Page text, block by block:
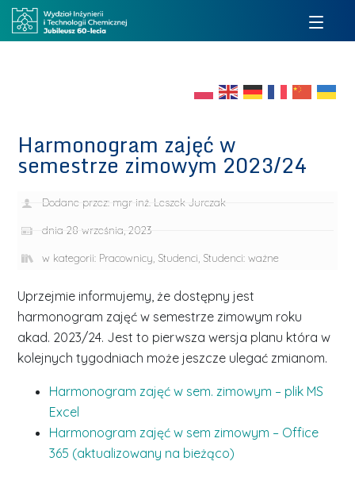
Harmonogram zajęć w
semestrze zimowym 2023/24
Dodane przez: mgr inż. Leszek Jurczak
dnia 28 września, 2023
w kategorii: Pracownicy, Studenci, Studenci: ważne
Uprzejmie informujemy, że dostępny jest
harmonogram zajęć w semestrze zimowym roku
akad. 2023/24. Jest to pierwsza wersja planu która w
kolejnych tygodniach może jeszcze ulegać zmianom.
Harmonogram zajęć w sem. zimowym – plik MS
Excel
Harmonogram zajęć w sem zimowym – Office
365 (aktualizowany na bieżąco)